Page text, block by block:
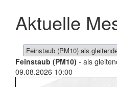
Aktuelle
Feinstaub (PM10) - als
09.08.2026 10:00